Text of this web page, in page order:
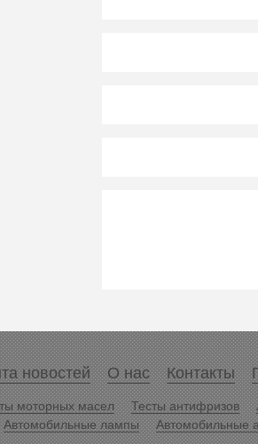
новостей О нас Контакты
моторных масел Тесты антифризов
Автомобильные лампы Автомобильные